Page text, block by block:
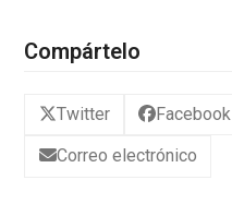
Compártelo
Twitter Facebook
Correo electrónico